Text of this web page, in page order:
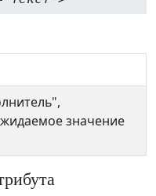
значение